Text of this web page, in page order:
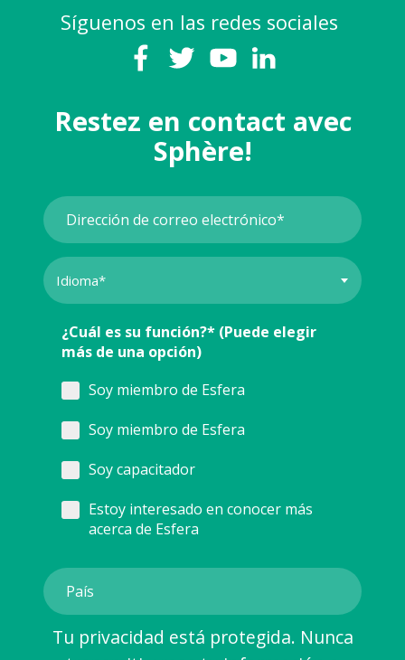
Síguenos en las redes sociales
Restez en contact avec
Sphère!
¿Cuál es su función?* (Puede elegir
más de una opción)
Soy miembro de Esfera
Soy miembro de Esfera
Soy capacitador
Estoy interesado en conocer más
acerca de Esfera
Tu privacidad está protegida. Nunca